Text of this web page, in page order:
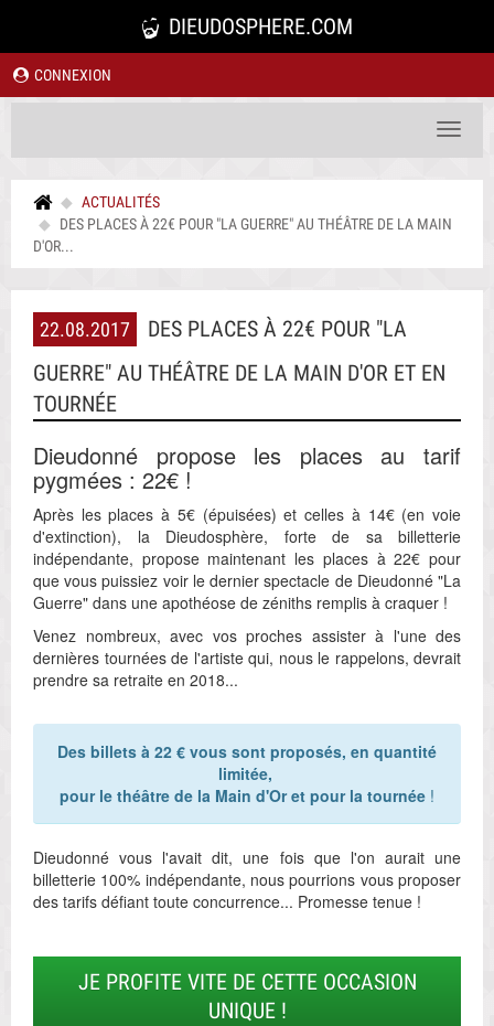
DIEUDOSPHERE.COM
CONNEXION
Toggle
ACTUALITÉS
DES PLACES À 22€ POUR "LA GUERRE" AU THÉÂTRE DE LA MAIN
D'OR...
22.08.2017
DES PLACES À 22€ POUR "LA
GUERRE" AU THÉÂTRE DE LA MAIN D'OR ET EN
TOURNÉE
Dieudonné propose les places au tarif
pygmées : 22€ !
Après les places à 5€ (épuisées) et celles à 14€ (en voie
d'extinction), la Dieudosphère, forte de sa billetterie
indépendante, propose maintenant les places à 22€ pour
que vous puissiez voir le dernier spectacle de Dieudonné "La
Guerre" dans une apothéose de zéniths remplis à craquer !
Venez nombreux, avec vos proches assister à l'une des
dernières tournées de l'artiste qui, nous le rappelons, devrait
prendre sa retraite en 2018...
Des billets à 22 € vous sont proposés, en quantité
limitée,
pour le théâtre de la Main d'Or et pour la tournée !
Dieudonné vous l'avait dit, une fois que l'on aurait une
billetterie 100% indépendante, nous pourrions vous proposer
des tarifs défiant toute concurrence... Promesse tenue !
JE PROFITE VITE DE CETTE OCCASION
UNIQUE !